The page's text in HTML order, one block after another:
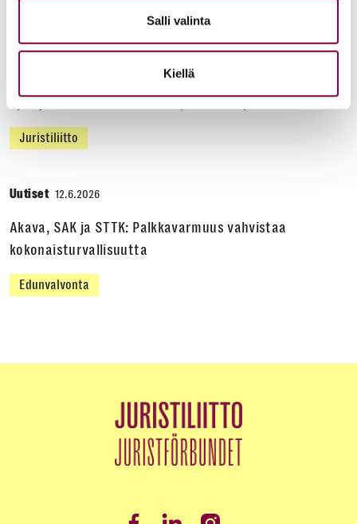
Salli valinta
Kiellä
Juristiliitto
Uutiset 12.6.2026
Akava, SAK ja STTK: Palkkavarmuus vahvistaa
kokonaisturvallisuutta
Edunvalvonta